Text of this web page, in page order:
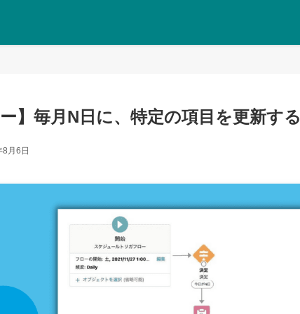
】毎月N日に、特定の項目を更新する
8月6日